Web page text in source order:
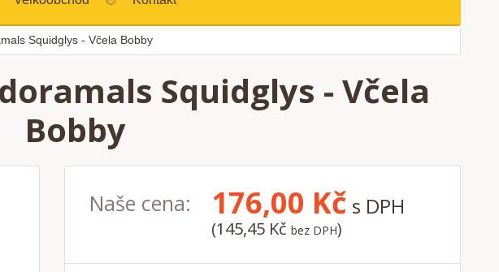
Squidglys - Včela Bobby
Squidglys - Včela
Bobby
Naše cena: 176,00 Kč s DPH
(145,45 Kč bez DPH)